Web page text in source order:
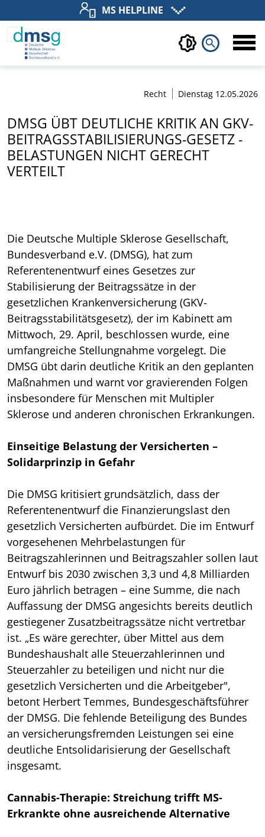
MS HELPLINE
search
Recht Dienstag 12.05.2026
DMSG ÜBT DEUTLICHE KRITIK AN GKV-
BEITRAGSSTABILISIERUNGS-GESETZ -
BELASTUNGEN NICHT GERECHT
VERTEILT
Die Deutsche Multiple Sklerose Gesellschaft,
Bundesverband e.V. (DMSG), hat zum
Referentenentwurf eines Gesetzes zur
Stabilisierung der Beitragssätze in der
gesetzlichen Krankenversicherung (GKV-
Beitragsstabilitätsgesetz), der im Kabinett am
Mittwoch, 29. April, beschlossen wurde, eine
umfangreiche Stellungnahme vorgelegt. Die
DMSG übt darin deutliche Kritik an den geplanten
Maßnahmen und warnt vor gravierenden Folgen
insbesondere für Menschen mit Multipler
Sklerose und anderen chronischen Erkrankungen.
Einseitige Belastung der Versicherten –
Solidarprinzip in Gefahr
Die DMSG kritisiert grundsätzlich, dass der
Referentenentwurf die Finanzierungslast den
gesetzlich Versicherten aufbürdet. Die im Entwurf
vorgesehenen Mehrbelastungen für
Beitragszahlerinnen und Beitragszahler sollen laut
Entwurf bis 2030 zwischen 3,3 und 4,8 Milliarden
Euro jährlich betragen – eine Summe, die nach
Auffassung der DMSG angesichts bereits deutlich
gestiegener Zusatzbeitragssätze nicht vertretbar
ist. „Es wäre gerechter, über Mittel aus dem
Bundeshaushalt alle Steuerzahlerinnen und
Steuerzahler zu beteiligen und nicht nur die
gesetzlich Versicherten und die Arbeitgeber",
betont Herbert Temmes, Bundesgeschäftsführer
der DMSG. Die fehlende Beteiligung des Bundes
an versicherungsfremden Leistungen sei eine
deutliche Entsolidarisierung der Gesellschaft
insgesamt.
Cannabis-Therapie: Streichung trifft MS-
Erkrankte ohne ausreichende Alternative